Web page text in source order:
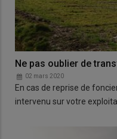
Ne pas oublier de
02 mars 2020
En cas de reprise de
intervenu sur votre